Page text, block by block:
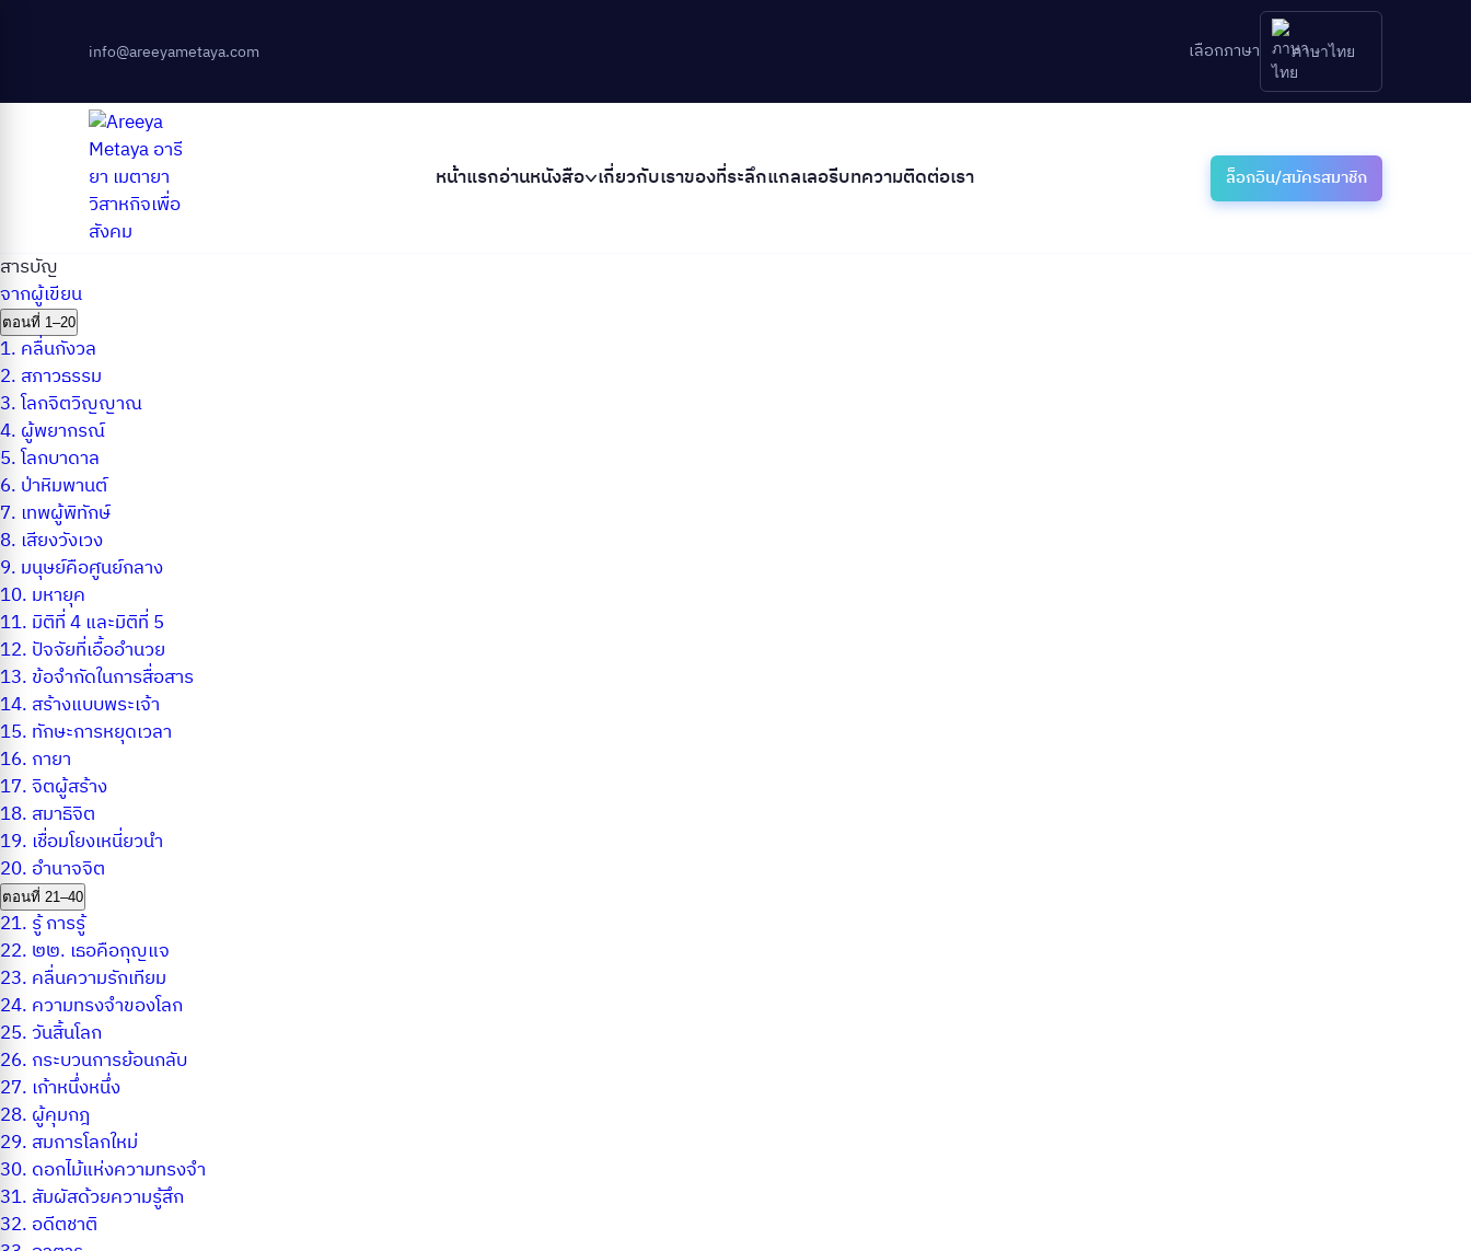
info@areeyametaya.com เลือกภาษา ภาษาไทย
หน้าแรกอ่านหนังสือ เกี่ยวกับเราของที่ระลึกแกลเลอรีบทความติดต่อเรา ล็อกอิน/สมัครสมาชิก
สารบัญ
จากผู้เขียน
ตอนที่ 1–20
1. คลื่นกังวล
2. สภาวธรรม
3.โลกจิตวิญญาณ
4. ผู้พยากรณ์
5.โลกบาดาล
6. ป่าหิมพานต์
7. เทพผู้พิทักษ์
8. เสียงวังเวง
9. มนุษย์คือศูนย์กลาง
10. มหายุค
11. มิติที่ 4 และมิติที่ 5
12. ปัจจัยที่เอื้ออำนวย
13. ข้อจำกัดในการสื่อสาร
14. สร้างแบบพระเจ้า
15. ทักษะการหยุดเวลา
16. กายา
17.จิตผู้สร้าง
18. สมาธิจิต
19. เชื่อมโยงเหนี่ยวนำ
20. อำนาจจิต
ตอนที่ 21–40
21. รู้ การรู้
22. ๒๒. เธอคือกุญแจ
23. คลื่นความรักเทียม
24. ความทรงจำของโลก
25.วันสิ้นโลก
26. กระบวนการย้อนกลับ
27. เก้าหนึ่งหนึ่ง
28. ผู้คุมกฎ
29. สมการโลกใหม่
30. ดอกไม้แห่งความทรงจำ
31. สัมผัสด้วยความรู้สึก
32. อดีตชาติ